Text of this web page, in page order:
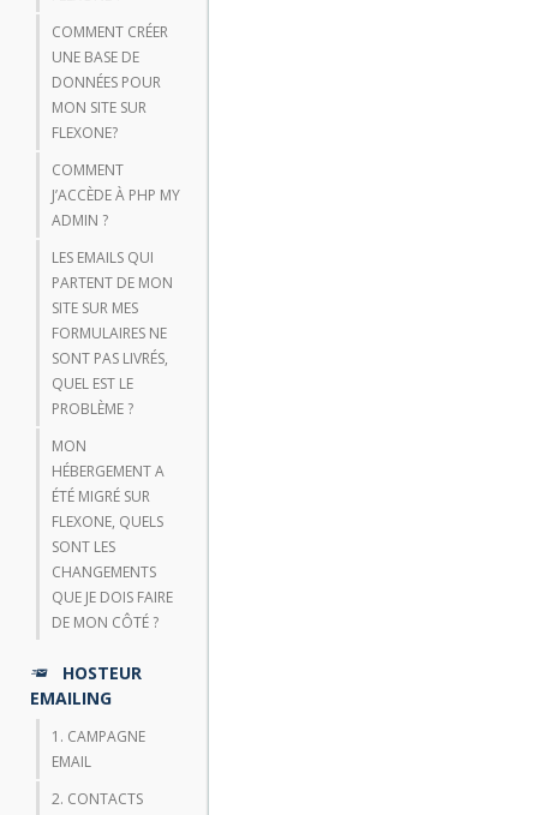
COMMENT CRÉER
UNE BASE DE
DONNÉES POUR
MON SITE SUR
FLEXONE?
COMMENT
J’ACCÈDE À PHP MY
ADMIN ?
LES EMAILS QUI
PARTENT DE MON
SITE SUR MES
FORMULAIRES NE
SONT PAS LIVRÉS,
QUEL EST LE
PROBLÈME ?
MON
HÉBERGEMENT A
ÉTÉ MIGRÉ SUR
FLEXONE, QUELS
SONT LES
CHANGEMENTS
QUE JE DOIS FAIRE
DE MON CÔTÉ ?
HOSTEUR
EMAILING
1. CAMPAGNE
EMAIL
2. CONTACTS